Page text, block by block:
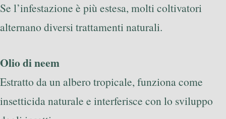
Se l’infestazione è più estesa, molti coltivatori
alternano diversi trattamenti naturali.
Olio di neem
Estratto da un albero tropicale, funziona come
insetticida naturale e interferisce con lo sviluppo